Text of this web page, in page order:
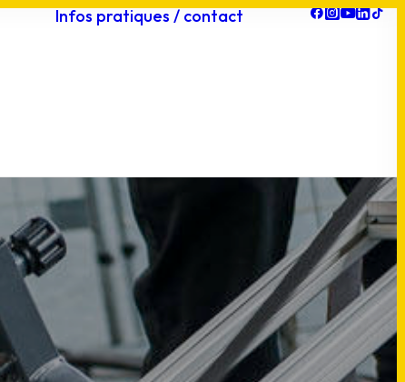
Infos pratiques / contact